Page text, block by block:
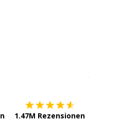
1.47M Rezensionen